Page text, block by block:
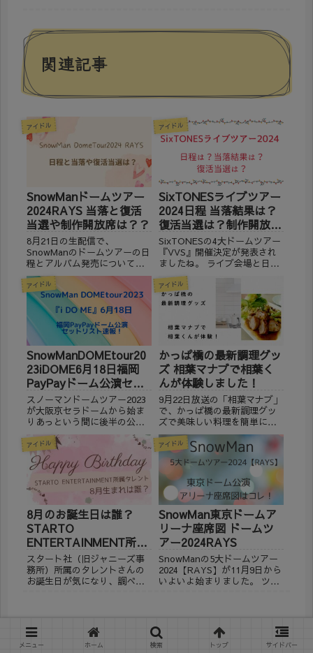
関連記事
アイドル
SnowManドームツアー
2024RAYS 当落と復活
当選や制作開放席は？？
8月21日の生配信で、
SnowManのドームツアーの日
程とアルバム発売について発
表がありました。 ツアーの日
程とチケット申込方法やアル
バム発売について調べてみま
した。 9月20日にはツアーの
当落発表も！ 当選できたら嬉
しいけど、当選できなか...
アイドル
SixTONESライブツアー
2024日程 当落結果は？
復活当選は？制作開放席
って？
SixTONESの4大ドームツアー
『VVS』開催決定が発表され
ましたね。 ライブ会場と日
程、当落結果はいつなのか気
になりますよね。 また、復活
当選について、制作開放席に
ついて、過去の事例をもとに
書いておきます。 ※1月12日
当落結果発表にな...
アイドル
SnowManDOMEtour20
23iDOME6月18日福岡
PayPayドーム公演セト
リ速報！
スノーマンドームツアー2023
が大阪京セラドームから始ま
りあっという間に後半の公演
に入りましたね。 Snow Man
1st DOME tour 2023 「i DO
ME」6月18日（日）公演のセ
ットリスト（曲順）について
調べました。 今...
アイドル
かっぱ橋の最新調理グッ
ズ 相葉マナブで相葉く
んが体験しました！
9月22日放送の「相葉マナブ」
で、かっぱ橋の最新調理グッ
ズで美味しい料理を簡単に作
ろうということで、プロのシ
ェフも通う、料理道具専門店
での最新の料理グッズを学ぶ
新企画で紹介された最新調理
グッズが、かっぱ橋に行かな
くても通販で購入可能か調べ
て...
アイドル
8月のお誕生日は誰？
STARTO
ENTERTAINMENT所属
タレント
スタート社（旧ジャニーズ事
務所）所属のタレントさんの
お誕生日が気になり、調べて
ございます！ (adsbygoogle =
window.adsbygoogle...
アイドル
SnowMan東京ドームア
リーナ座席図 ドームツ
アー2024RAYS
SnowManの5大ドームツアー
2024【RAYS】が11月9日から
いよいよ始まりました。 ツア
た。 明日以降の参考にしてい
ただければ幸いです。 ※2024
年...
『ペンディングトレイン』朝ドラ俳
メニュー ホーム 検索 トップ サイドバー